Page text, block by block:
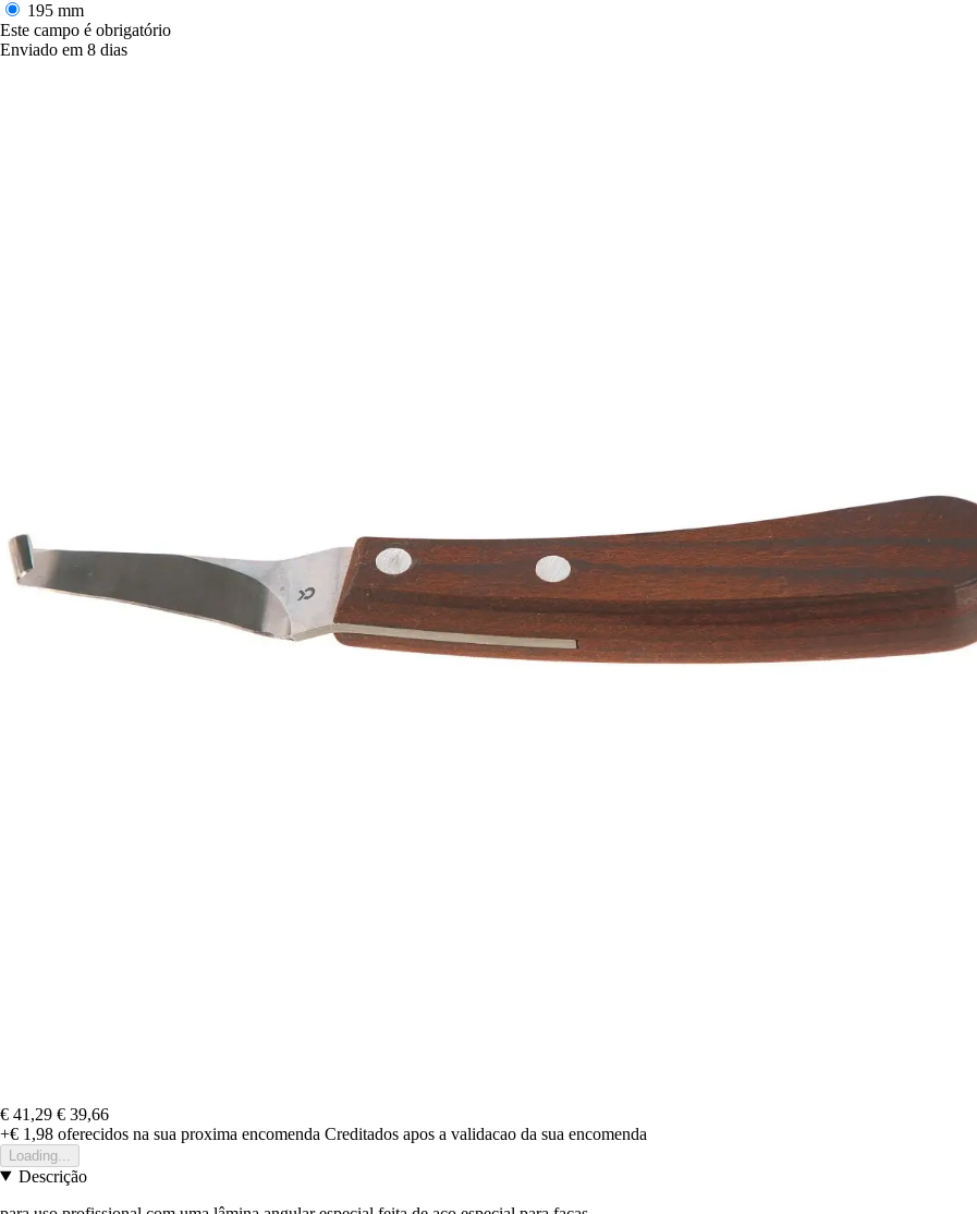
195 mm
Este campo é obrigatório
Enviado em 8 dias
€ 41,29 € 39,66
+€ 1,98 oferecidos na sua proxima encomenda Creditados apos a validacao da sua encomenda
Loading...
Descrição